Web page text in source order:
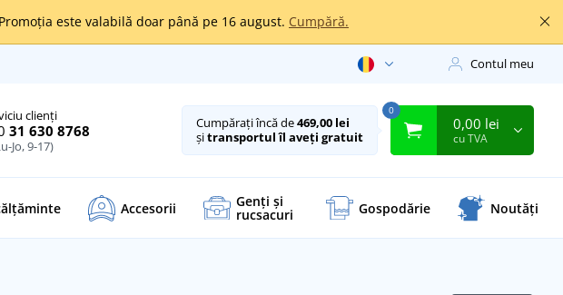
este valabilă doar până pe 16 august. Cumpără.
Contul meu
clienți
31 630 8768
Jo, 9-17)
Cumpărați încă de469,00 lei
șitransportul îl aveți gratuit
0
0,00 lei
cu TVA
Accesorii Genți și
rucsacuri Gospodărie Noutăți